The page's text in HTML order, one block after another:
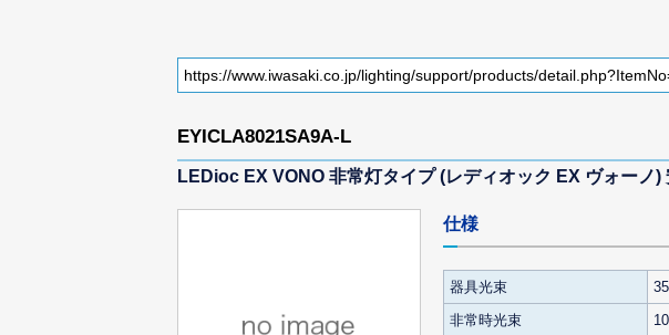
EYICLA8021SA9A-L
LEDioc EX VONO 非常灯タイプ (レディオック EX ヴォー
仕様
器具光束
非常時光束